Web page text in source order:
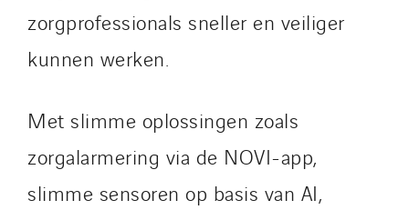
zorgprofessionals sneller en veiliger
kunnen werken.
Met slimme oplossingen zoals
zorgalarmering via de NOVI-app,
slimme sensoren op basis van AI,
VINCI Stiftung
Belgium
Brasil